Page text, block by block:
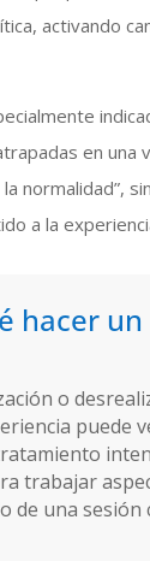
activando
en una
normalidad”,
a la
hacer
o
puede
trabajar
de una sesión